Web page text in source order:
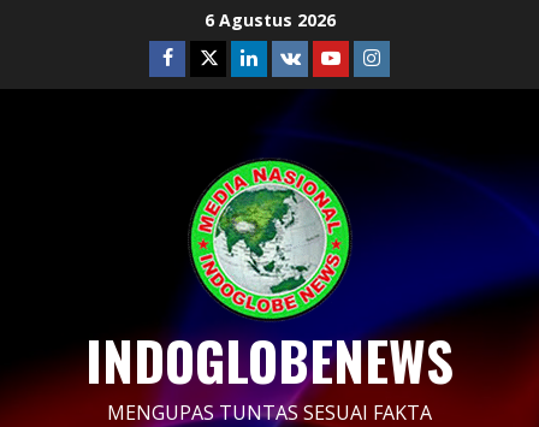
6 Agustus 2026
Facebook
TwitterLinkedin
VK YoutubeInstagram
INDOGLOBENEWS
MENGUPAS TUNTAS SESUAI FAKTA